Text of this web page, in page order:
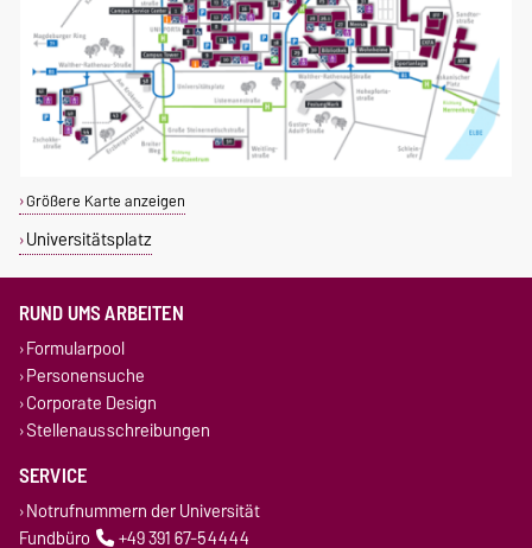
Größere Karte anzeigen
Universitätsplatz
RUND UMS ARBEITEN
Formularpool
Personensuche
Corporate Design
Stellenausschreibungen
SERVICE
Notrufnummern der Universität
Fundbüro
+49 391 67-54444